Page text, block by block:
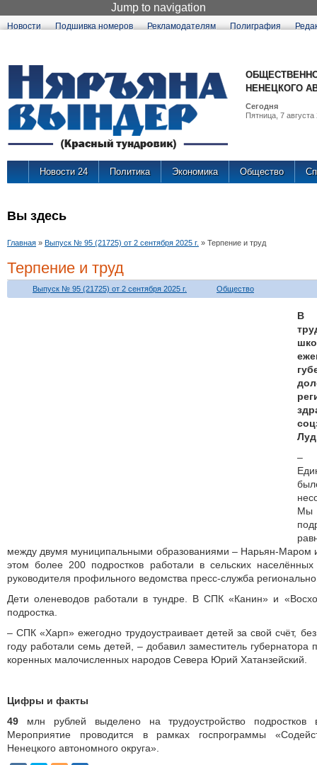
Jump to navigation
Новости Подшивка номеров Рекламодателям Полиграфия
НЕНЕЦКОГО
Сегодня
Пятница, 7 августа
Новости 24 Политика Экономика Общество
Вы здесь
Главная » Выпуск № 95 (21725) от 2 сентября 2025 г. » Терпение и труд
Терпение и труд
Выпуск № 95 (21725) от 2 сентября 2025 г. Общество
В
–
Мы
между двумя муниципальными образованиями – Нарьян-
этом более 200 подростков работали в сельских
руководителя профильного ведомства пресс-служба
Дети оленеводов работали в тундре. В СПК «Канин» и
подростка.
– СПК «Харп» ежегодно трудоустраивает детей за свой счёт,
году работали семь детей, – добавил заместитель губернатора
коренных малочисленных народов Севера Юрий Хатанзейский.
Цифры и факты
49 млн рублей выделено на трудоустройство
Мероприятие проводится в рамках госпрограммы
Ненецкого автономного округа».